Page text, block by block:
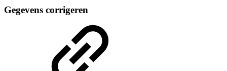
Gegevens corrigeren